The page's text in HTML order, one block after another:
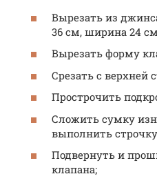
Вырезать из
36 см, ширина 24
Вырезать форму
Срезать с верхней
Прострочить
Сложить сумку
выполнить
Подвернуть и
клапана;